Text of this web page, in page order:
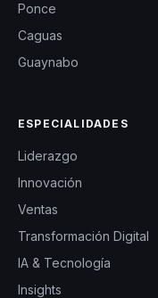
Ponce
Caguas
Guaynabo
ESPECIALIDADES
Liderazgo
Innovación
Ventas
Transformación Digital
IA & Tecnología
Insights